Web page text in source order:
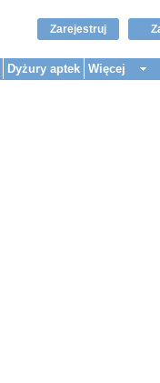
Zarejestruj
Dyżury aptek Więcej